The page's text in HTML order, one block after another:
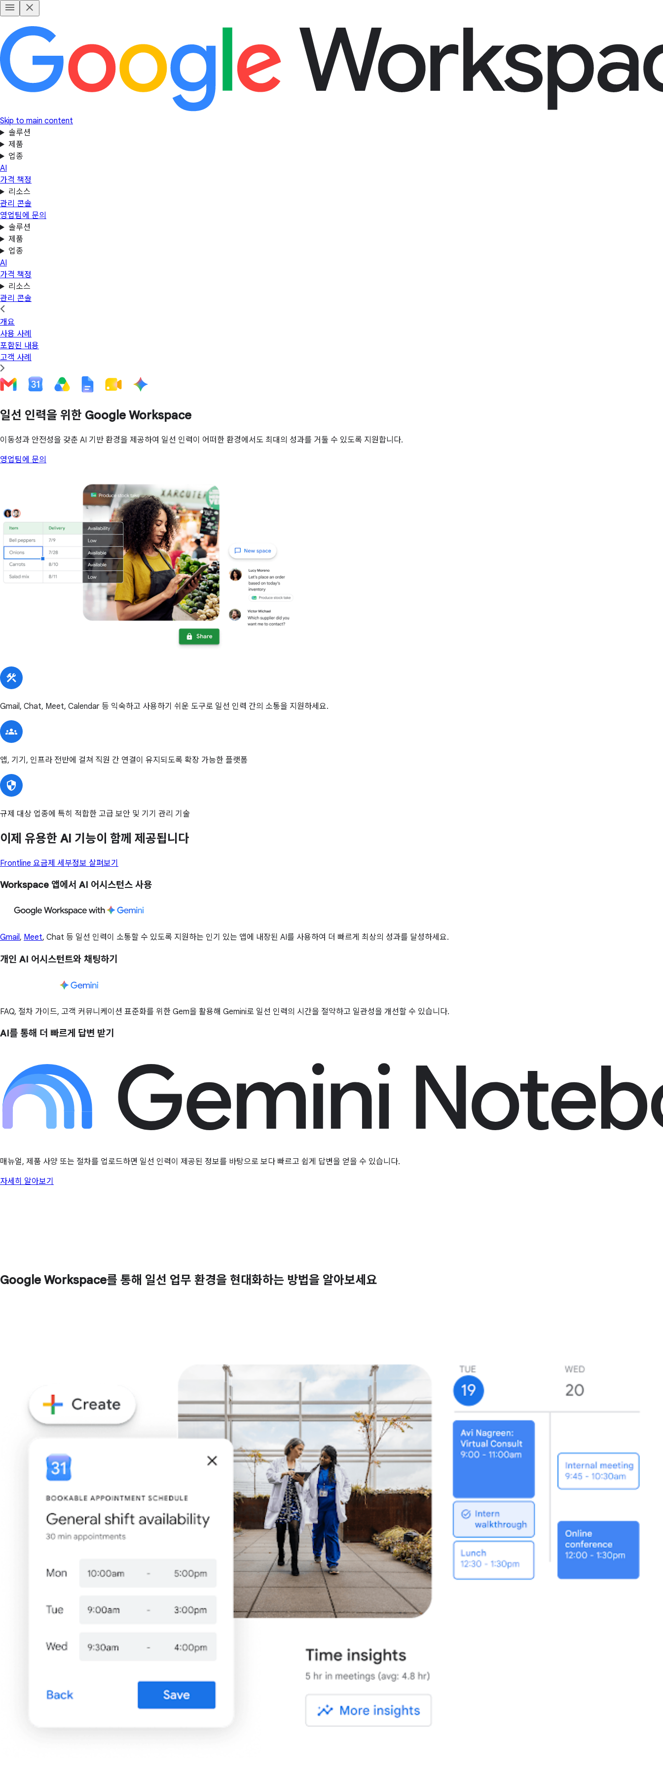
Skip to main content
솔루션
제품
업종
AI
가격 책정
리소스
관리 콘솔
영업팀에 문의
솔루션
제품
업종
AI
가격 책정
리소스
관리 콘솔
개요
사용 사례
포함된 내용
고객 사례
일선 인력을 위한 Google Workspace
이동성과 안전성을 갖춘 AI 기반 환경을 제공하여 일선 인력이 어떠한 환경에서도 최대의 성과를 거둘 수 있도록 지원합니다.
영업팀에 문의
Gmail, Chat, Meet, Calendar 등 익숙하고 사용하기 쉬운 도구로 일선 인력 간의 소통을 지원하세요.
앱, 기기, 인프라 전반에 걸쳐 직원 간 연결이 유지되도록 확장 가능한 플랫폼
규제 대상 업종에 특히 적합한 고급 보안 및 기기 관리 기술
이제 유용한 AI 기능이 함께 제공됩니다
Frontline 요금제 세부정보 살펴보기
Workspace 앱에서 AI 어시스턴스 사용
Gmail, Meet, Chat 등 일선 인력이 소통할 수 있도록 지원하는 인기 있는 앱에 내장된 AI를 사용하여 더 빠르게 최상의 성과를 달성하세요.
개인 AI 어시스턴트와 채팅하기
FAQ, 절차 가이드, 고객 커뮤니케이션 표준화를 위한 Gem을 활용해 Gemini로 일선 인력의 시간을 절약하고 일관성을 개선할 수 있습니다.
AI를 통해 더 빠르게 답변 받기
매뉴얼, 제품 사양 또는 절차를 업로드하면 일선 인력이 제공된 정보를 바탕으로 보다 빠르고 쉽게 답변을 얻을 수 있습니다.
자세히 알아보기
Google Workspace를 통해 일선 업무 환경을 현대화하는 방법을 알아보세요